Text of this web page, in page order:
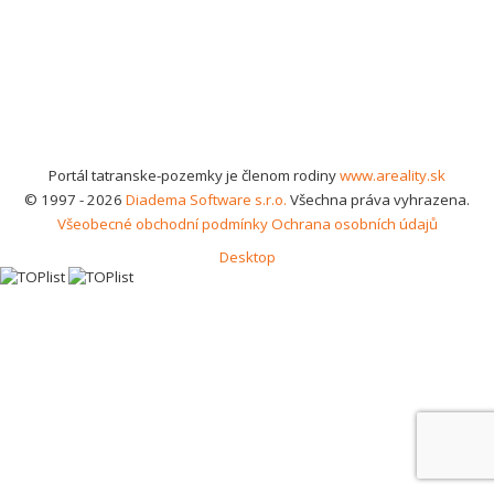
Portál tatranske-pozemky je členom rodinywww.areality.sk
© 1997 - 2026 Diadema Software s.r.o. Všechna práva vyhrazena.
Všeobecné obchodní podmínkyOchrana osobních údajů
Desktop